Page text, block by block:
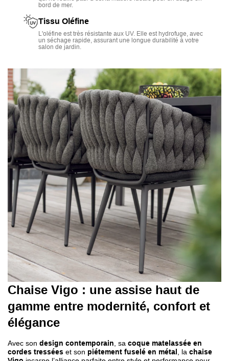
bord de mer.
Tissu Oléfine
L'oléfine est très résistante aux UV. Elle est hydrofuge, avec
un séchage rapide, assurant une longue durabilité à votre
salon de jardin.
Chaise Vigo : une assise haut de
gamme entre modernité, confort et
élégance
Avec son design contemporain, sa coque matelassée en
cordes tressées et son piétement fuselé en métal , la chaise